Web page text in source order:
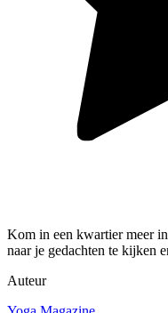
Kom in een kwartier meer
naar je gedachten te kijken
Auteur